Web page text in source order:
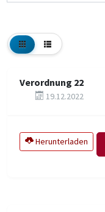
Verordnung 22
19.12.2022
Herunterladen